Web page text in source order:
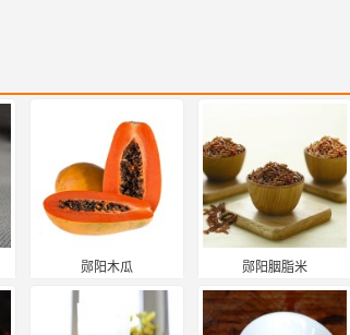
郧阳木瓜 郧阳胭脂米